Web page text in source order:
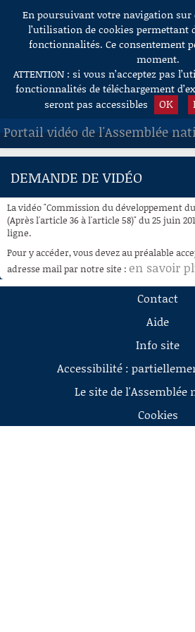
Aller au contenu
En poursuivant votre navigation sur
l’utilisation de cookies permettant
fonctionnalités. Ce consentement
moment.
ATTENTION : si vous n’acceptez pas
fonctionnalités de téléchargement
seront pas accessibles
OK
Portail vidéo de l'Assemblée
ACCUEIL
À LA DEMANDE
RECHERCHE
AIDE À LA DÉCOUPE
DE VIDÉOS
DEMANDE DE VIDÉO
La vidéo "Commission du développement
(Après l'article 36 à l'article 58)" du 25 juin
ligne.
Pour y accéder, vous devez au préalable
adresse mail par notre site : en savoir
Contact
Aide
Info site
Accessibilité :
Le site de l'Assemblée
Cookies